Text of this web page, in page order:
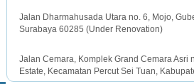
Jalan Dharmahusada Utara no. 6, Mojo,
Surabaya 60285 (Under Renovation)
Jalan Cemara, Komplek Grand Cemara Asri
Estate, Kecamatan Percut Sei Tuan,